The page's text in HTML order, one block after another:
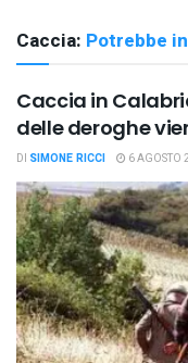
Caccia: Potrebbe
Caccia in
delle deroghe
DI SIMONE RICCI 6 AGOSTO